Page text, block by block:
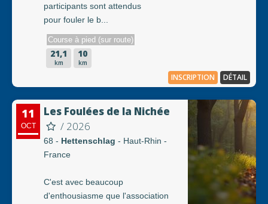
participants sont attendus
pour fouler le b...
Course à pied (sur route)
21,1
km
10
km
INSCRIPTION DÉTAIL
11
OCT
Les Foulées de la Nichée
/ 2026
68 - Hettenschlag - Haut-Rhin -
France
C'est avec beaucoup
d'enthousiasme que l'association